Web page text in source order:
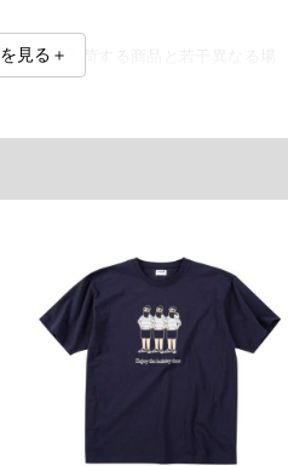
実際に入荷する商品と若干異なる場
にご連絡ください。
返品交換不可とさせて頂いております。予め
げ無料対象商品は1本につき税込6,000円以
料（500円+税）となります。）
合がございます。
見る＋